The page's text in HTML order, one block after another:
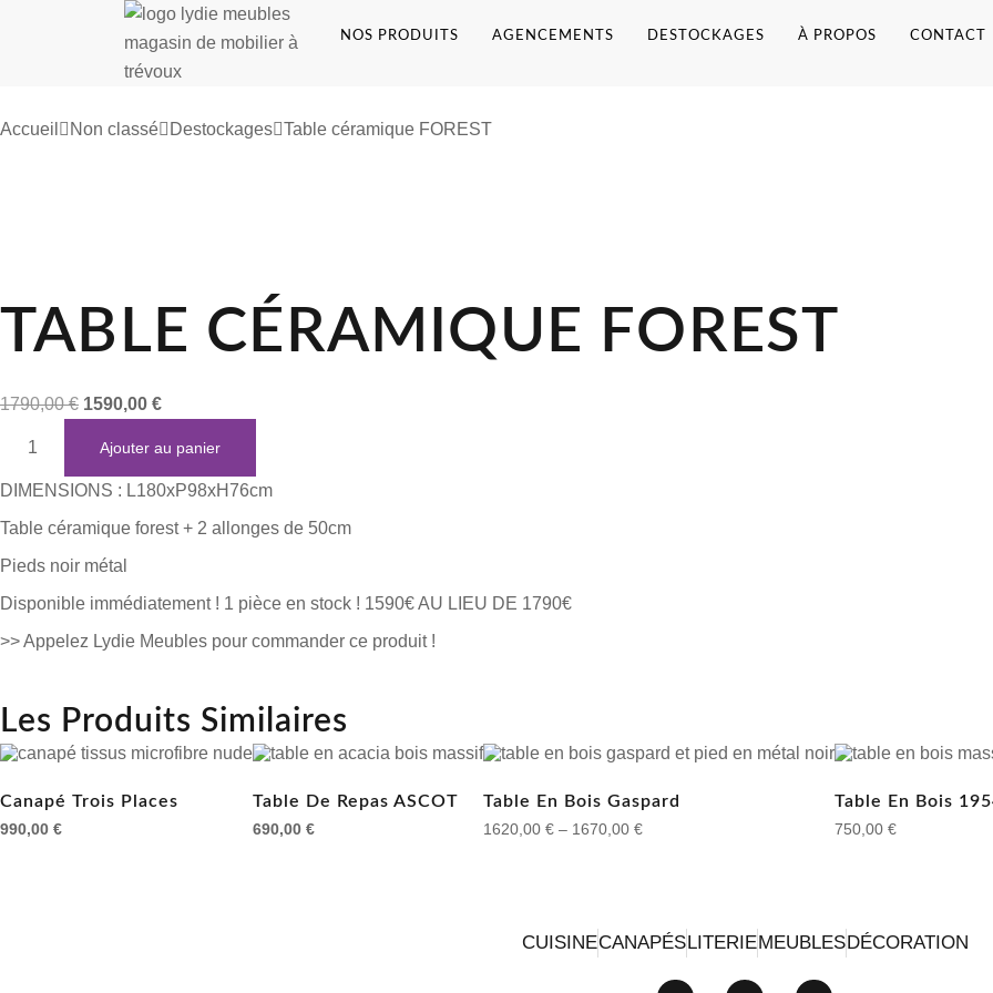
NOS PRODUITS AGENCEMENTS DESTOCKAGES À PROPOS CONTACT
Accueil Non classé Destockages Table céramique FOREST
TABLE CÉRAMIQUE FOREST
1790,00€ 1590,00 €
Ajouter au panier
DIMENSIONS : L180xP98xH76cm
Table céramique forest + 2 allonges de 50cm
Pieds noir métal
Disponible immédiatement ! 1 pièce en stock ! 1590€ AU LIEU DE 1790€
>> Appelez Lydie Meubles pour commander ce produit !
Les Produits Similaires
Canapé Trois Places
990,00 €
Table De Repas ASCOT
690,00 €
Table En Bois Gaspard
1620,00 € – 1670,00 €
Table En Bois
750,00 €
CUISINECANAPÉS LITERIEMEUBLES DÉCORATION